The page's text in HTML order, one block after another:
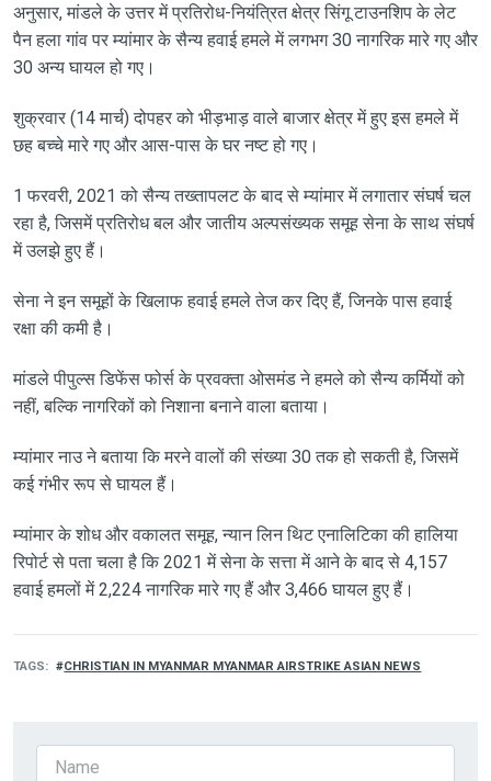
अनुसार, मांडले के उत्तर में प्रतिरोध-नियंत्रित क्षेत्र सिंगू टाउनशिप के लेट
पैन हला गांव पर म्यांमार के सैन्य हवाई हमले में लगभग 30 नागरिक मारे गए और
30 अन्य घायल हो गए।
शुक्रवार (14 मार्च) दोपहर को भीड़भाड़ वाले बाजार क्षेत्र में हुए इस हमले में
छह बच्चे मारे गए और आस-पास के घर नष्ट हो गए।
1 फरवरी, 2021 को सैन्य तख्तापलट के बाद से म्यांमार में लगातार संघर्ष चल
रहा है, जिसमें प्रतिरोध बल और जातीय अल्पसंख्यक समूह सेना के साथ संघर्ष
में उलझे हुए हैं।
सेना ने इन समूहों के खिलाफ हवाई हमले तेज कर दिए हैं, जिनके पास हवाई
रक्षा की कमी है।
मांडले पीपुल्स डिफेंस फोर्स के प्रवक्ता ओसमंड ने हमले को सैन्य कर्मियों को
नहीं, बल्कि नागरिकों को निशाना बनाने वाला बताया।
म्यांमार नाउ ने बताया कि मरने वालों की संख्या 30 तक हो सकती है, जिसमें
कई गंभीर रूप से घायल हैं।
म्यांमार के शोध और वकालत समूह, न्यान लिन थिट एनालिटिका की हालिया
रिपोर्ट से पता चला है कि 2021 में सेना के सत्ता में आने के बाद से 4,157
हवाई हमलों में 2,224 नागरिक मारे गए हैं और 3,466 घायल हुए हैं।
TAGS CHRISTIAN IN MYANMAR MYANMAR AIRSTRIKE ASIAN NEWS